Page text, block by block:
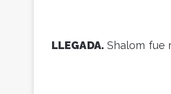
LLEGADA. Shalom fue